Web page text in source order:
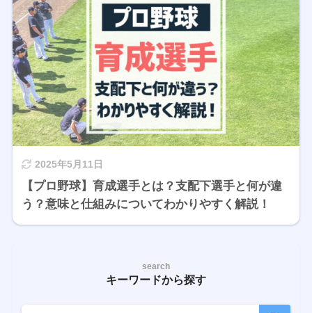
2025年5月11日
【プロ野球】育成選手とは？支配下選手と何が違
う？意味と仕組みについてわかりやすく解説！
search
キーワードから探す